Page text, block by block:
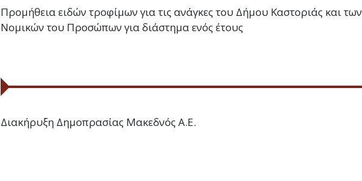
Προμήθεια ειδών τροφίμων για τις ανάγκες του Δήμου Καστοριάς και των
Νομικών του Προσώπων για διάστημα ενός έτους
Διακήρυξη Δημοπρασίας Μακεδνός Α.Ε.